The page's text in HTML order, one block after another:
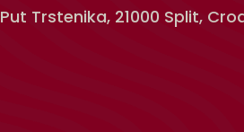
Put Trstenika, 21000 Split,